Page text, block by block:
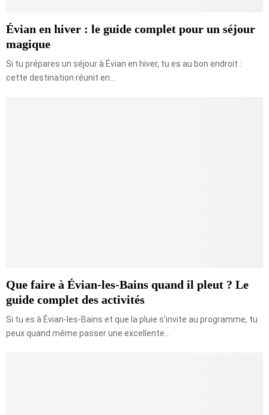
Évian en hiver : le guide complet pour un séjour
magique
Si tu prépares un séjour à Évian en hiver, tu es au bon endroit :
cette destination réunit en...
Que faire à Évian-les-Bains quand il pleut ? Le
guide complet des activités
Si tu es à Évian-les-Bains et que la pluie s’invite au programme, tu
peux quand même passer une excellente...